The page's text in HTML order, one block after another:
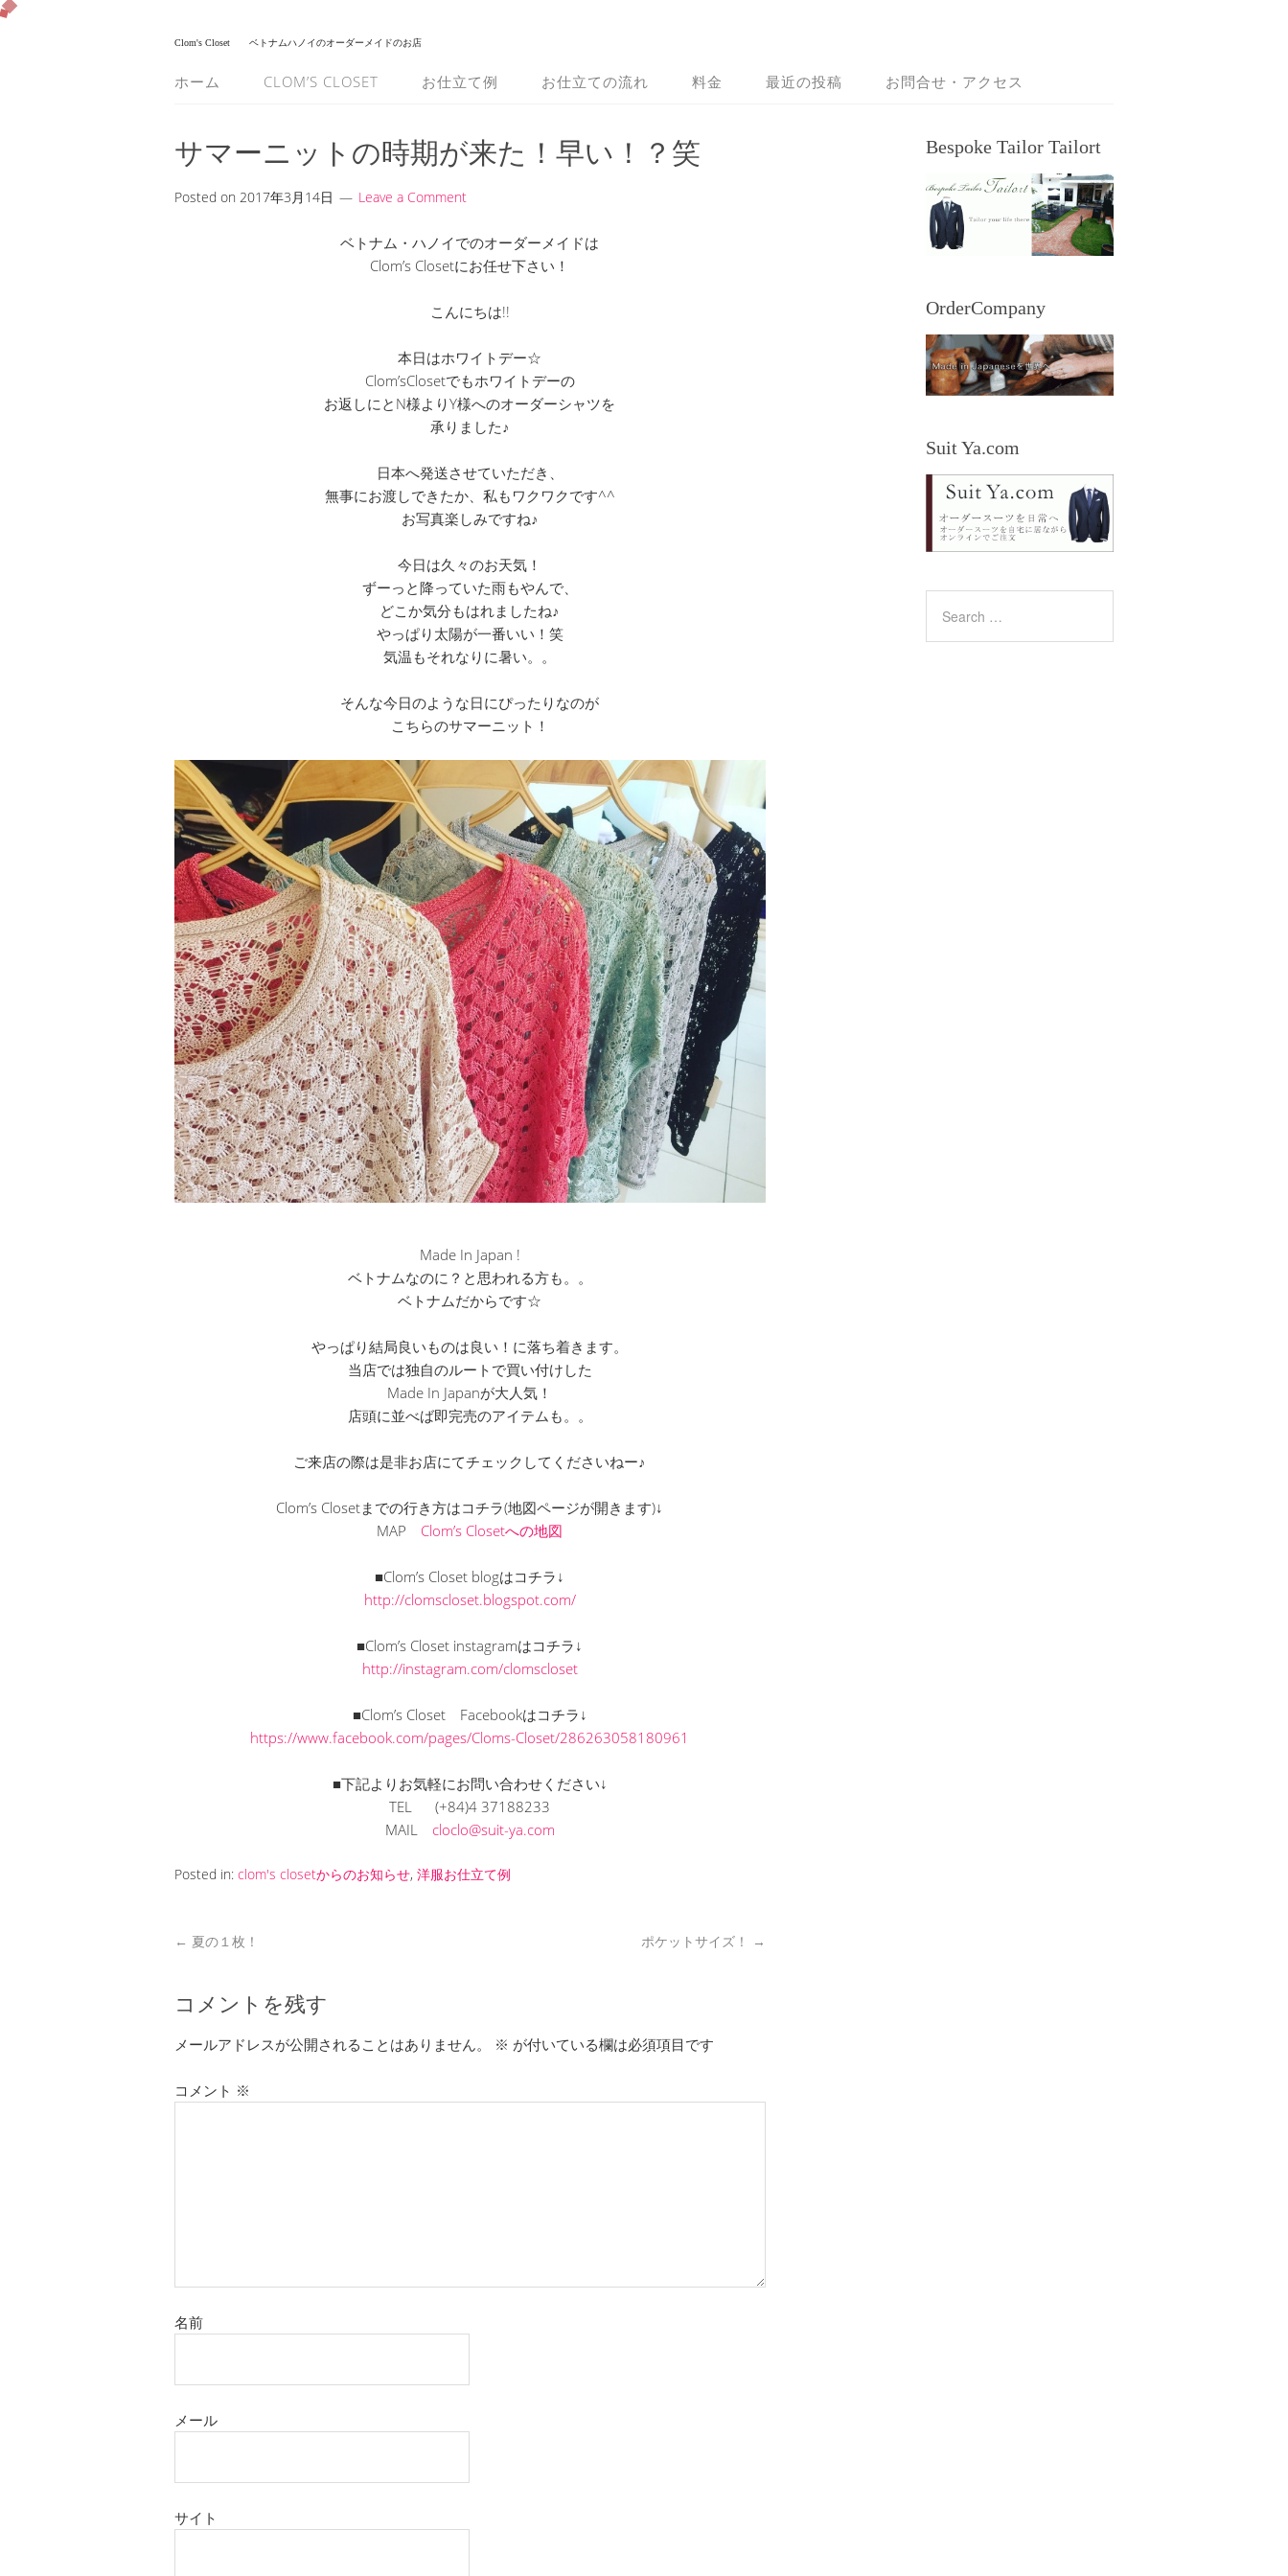
Clom's Closet ベトナムハノイのオーダーメイドのお店
ホーム CLOM’S CLOSET お仕立て例 お仕立ての流れ 料金 最近の投稿 お問合せ・アクセス
サマーニットの時期が来た！早い！？笑
Posted on 2017年3月14日 Leave a Comment
ベトナム・ハノイでのオーダーメイドは
Clom’s Closetにお任せ下さい！
こんにちは!!
本日はホワイトデー☆
Clom’sClosetでもホワイトデーの
お返しにとN様よりY様へのオーダーシャツを
承りました♪
日本へ発送させていただき、
無事にお渡しできたか、私もワクワクです^^
お写真楽しみですね♪
今日は久々のお天気！
ずーっと降っていた雨もやんで、
どこか気分もはれましたね♪
やっぱり太陽が一番いい！笑
気温もそれなりに暑い。。
そんな今日のような日にぴったりなのが
こちらのサマーニット！
Made In Japan !
ベトナムなのに？と思われる方も。。
ベトナムだからです☆
やっぱり結局良いものは良い！に落ち着きます。
当店では独自のルートで買い付けした
Made In Japanが大人気！
店頭に並べば即完売のアイテムも。。
ご来店の際は是非お店にてチェックしてくださいねー♪
Clom’s Closetまでの行き方はコチラ(地図ページが開きます)↓
MAP Clom’s Closetへの地図
■Clom’s Closet blogはコチラ↓
http://clomscloset.blogspot.com/
■Clom’s Closet instagramはコチラ↓
http://instagram.com/clomscloset
■Clom’s Closet Facebookはコチラ↓
https://www.facebook.com/pages/Cloms-Closet/286263058180961
■下記よりお気軽にお問い合わせください↓
TEL (+84)4 37188233
MAIL cloclo@suit-ya.com
Posted in: clom's closetからのお知らせ, 洋服お仕立て例
← 夏の１枚！ ポケットサイズ！ →
コメントを残す
メールアドレスが公開されることはありません。 ※ が付いている欄は必須項目です
コメント ※
名前
メール
サイト
Bespoke Tailor Tailort
OrderCompany
Suit Ya.com